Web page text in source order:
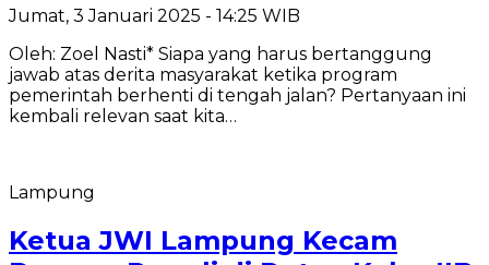
Jumat, 3 Januari 2025 - 14:25 WIB
Oleh: Zoel Nasti* Siapa yang harus bertanggung
jawab atas derita masyarakat ketika program
pemerintah berhenti di tengah jalan? Pertanyaan ini
kembali relevan saat kita…
Lampung
Ketua JWI Lampung Kecam